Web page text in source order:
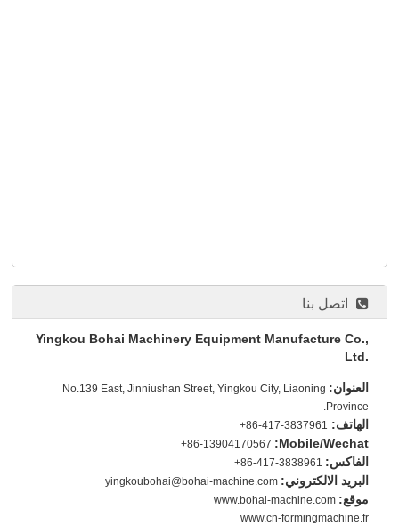
اتصل بنا
Yingkou Bohai Machinery Equipment Manufacture Co.,
Ltd.
العنوان: No.139 East, Jinniushan Street, Yingkou City, Liaoning
Province.
الهاتف: +86-417-3837961
Mobile/Wechat:
+86-13904170567
الفاكس: +86-417-3838961
البريد الالكتروني: yingkoubohai@bohai-machine.com
موقع: www.bohai-machine.com
www.cn-formingmachine.fr